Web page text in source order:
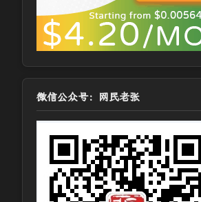
微信公众号：网民老张